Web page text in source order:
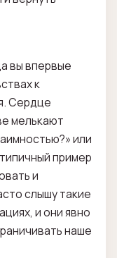
вы впервые
к
Сердце
мелькают
или
пример
и
слышу такие
и они явно
наше